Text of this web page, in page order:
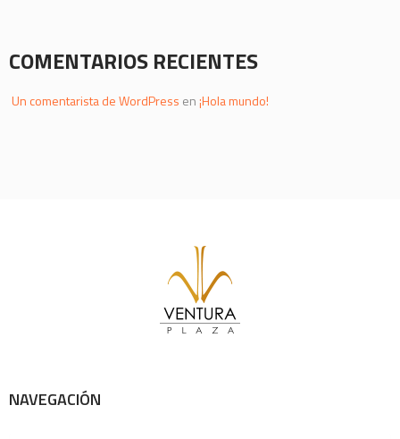
COMENTARIOS RECIENTES
Un comentarista de WordPress en¡Hola mundo!
NAVEGACIÓN